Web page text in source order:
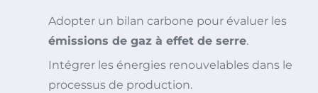
Adopter un bilan carbone pour évaluer les
émissions de gaz à effet de serre.
Intégrer les énergies renouvelables dans le
processus de production.